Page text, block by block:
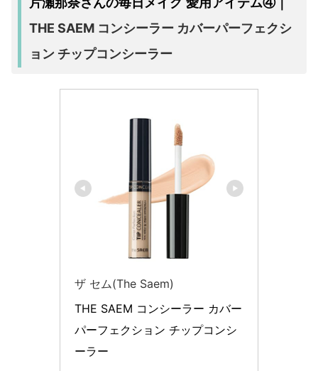
片瀬那奈さんの毎日メイク 愛用アイテム④｜
THE SAEM コンシーラー カバーパーフェクシ
ョン チップコンシーラー
ザ セム(The Saem)
THE SAEM コンシーラー カバー
パーフェクション チップコンシ
ーラー